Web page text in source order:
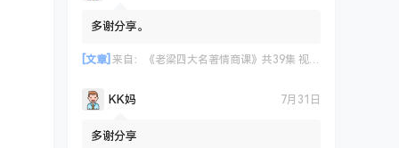
多谢分享。
[文章] 来自： 《老梁四大名著情商课》共39集 视频课程
KK妈 7月31日
多谢分享